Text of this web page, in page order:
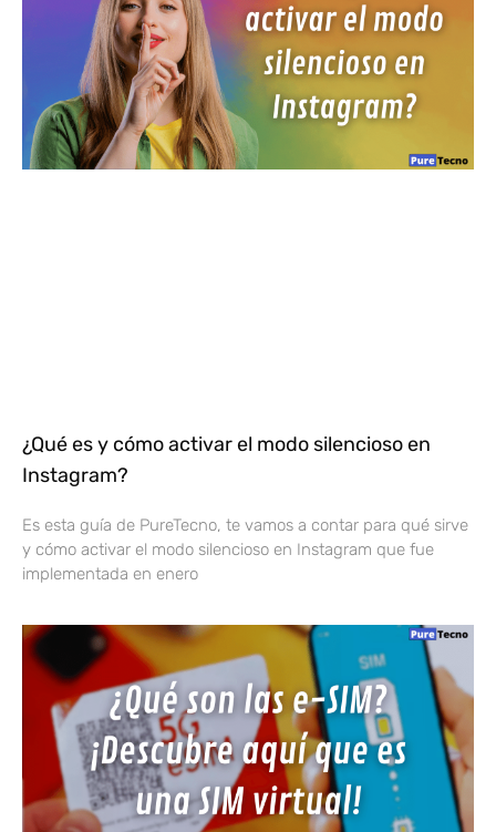
¿Qué es y cómo activar el modo silencioso en
Instagram?
Es esta guía de PureTecno, te vamos a contar para qué sirve
y cómo activar el modo silencioso en Instagram que fue
implementada en enero